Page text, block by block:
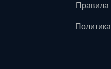
Правила